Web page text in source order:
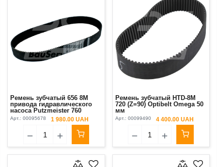
Ремень зубчатый 656 8M
привода гидравлического
насоса Putzmeister 760
Арт.: 00095678 1 980.00 UAH
Ремень зубчатый HTD-8M
720 (Z=90) Optibelt Omega 50
мм
Арт.: 00099490 4 400.00 UAH